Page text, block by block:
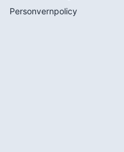
Personvernpolicy